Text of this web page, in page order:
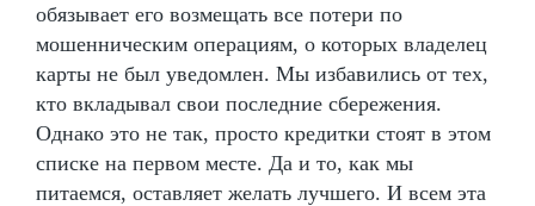
обязывает его возмещать все потери по
мошенническим операциям, о которых владелец
карты не был уведомлен. Мы избавились от тех,
кто вкладывал свои последние сбережения.
Однако это не так, просто кредитки стоят в этом
списке на первом месте. Да и то, как мы
питаемся, оставляет желать лучшего. И всем эта